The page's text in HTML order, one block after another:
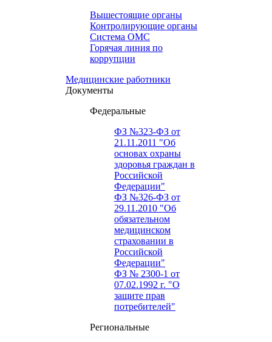
Вышестоящие органы
Контролирующие органы
Система ОМС
Горячая линия по
коррупции
Медицинские работники
Документы
Федеральные
ФЗ №323-ФЗ от
21.11.2011 "Об
основах охраны
здоровья граждан в
Российской
Федерации"
ФЗ №326-ФЗ от
29.11.2010 "Об
обязательном
медицинском
страховании в
Российской
Федерации"
ФЗ № 2300-1 от
07.02.1992 г. "О
защите прав
потребителей"
Региональные